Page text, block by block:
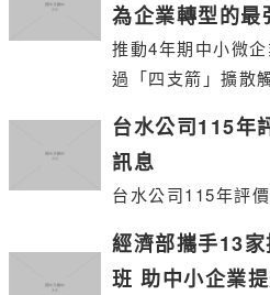
為企業轉型的最
推動4年期中小微
過「四支箭」擴散
台水公司115年
訊息
台水公司115年評
經濟部攜手13
班 助中小企業